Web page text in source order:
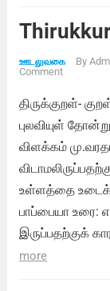
ஊடலுவகை By
Comment
திருக்குறள்-
புலவியுள்
விளக்கம்
உள்ளத்தை
பாப்பையா உரை:
இருப்பதற்குக்
more